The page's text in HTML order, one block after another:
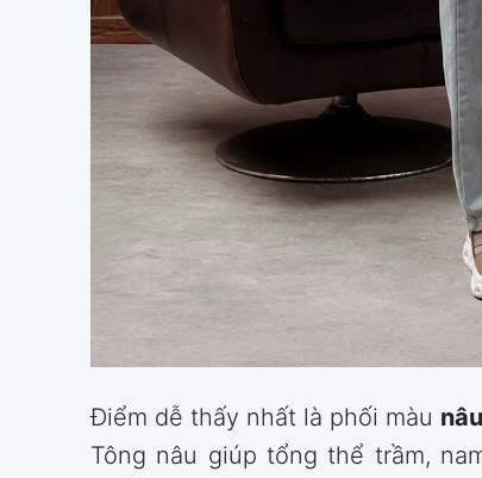
Điểm dễ thấy nhất là phối màu
Tông nâu giúp tổng thể trầm,